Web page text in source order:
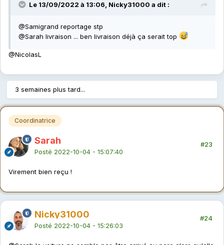
Le 13/09/2022 à 13:06, Nicky31000 a dit :
@Samigrand reportage stp
@Sarah livraison ... ben livraison déjà ça serait top
@NicolasL
3 semaines plus tard...
Coordinatrice
Sarah
Posté 2022-10-04 - 15:07:40
#23
Virement bien reçu !
Nicky31000
Posté 2022-10-04 - 15:26:03
#24